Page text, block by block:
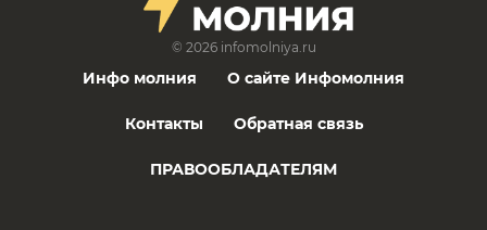
© 2026 infomolniya.ru
Инфо молния О сайте Инфомолния
Контакты Обратная связь
ПРАВООБЛАДАТЕЛЯМ